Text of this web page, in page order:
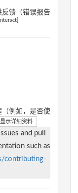
馈（错误报告
例如，是否使
显示详细资料
and pull
such as
contributing-